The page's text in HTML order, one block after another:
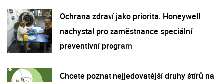
Ochrana zdraví jako priorita. Honeywell
nachystal pro zaměstnance speciální
preventivní program
Chcete poznat nejjedovatější druhy štírů na